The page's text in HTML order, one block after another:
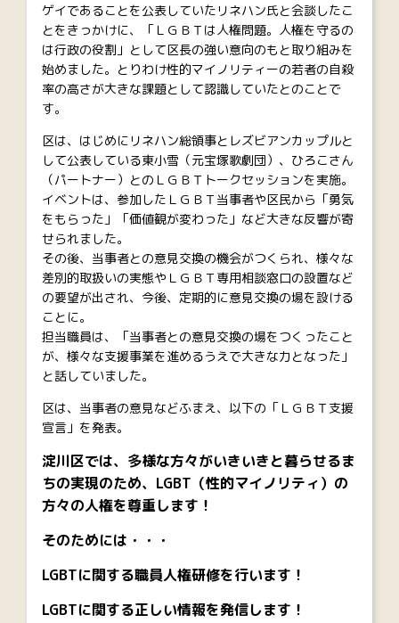
ゲイであることを公表していたリネハン氏と会談したこ
とをきっかけに、「ＬＧＢＴは人権問題。人権を守るの
は行政の役割」として区長の強い意向のもと取り組みを
始めました。とりわけ性的マイノリティーの若者の自殺
率の高さが大きな課題として認識していたとのことで
す。
区は、はじめにリネハン総領事とレズビアンカップルと
して公表している東小雪（元宝塚歌劇団）、ひろこさん
（パートナー）とのＬＧＢＴトークセッションを実施。
イベントは、参加したＬＧＢＴ当事者や区民から「勇気
をもらった」「価値観が変わった」など大きな反響が寄
せられました。
その後、当事者との意見交換の機会がつくられ、様々な
差別的取扱いの実態やＬＧＢＴ専用相談窓口の設置など
の要望が出され、今後、定期的に意見交換の場を設ける
ことに。
担当職員は、「当事者との意見交換の場をつくったこと
が、様々な支援事業を進めるうえで大きな力となった」
と話していました。
区は、当事者の意見などふまえ、以下の「ＬＧＢＴ支援
宣言」を発表。
淀川区では、多様な方々がいきいきと暮らせるま
ちの実現のため、LGBT（性的マイノリティ）の
方々の人権を尊重します！
そのためには・・・
LGBTに関する職員人権研修を行います！
LGBTに関する正しい情報を発信します！